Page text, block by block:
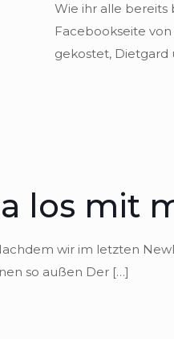
Wie ihr alle
Face­book­seite
gekos­tet, Diet­gard
los mit
wir im letz­ten
so außen Der […]